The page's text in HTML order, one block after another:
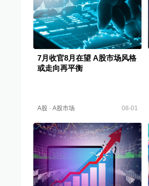
7月收官8月在望 A股市场风格
或走向再平衡
A股 · A股市场 08-01